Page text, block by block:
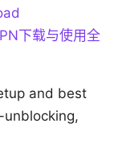
下载与使用全
and best